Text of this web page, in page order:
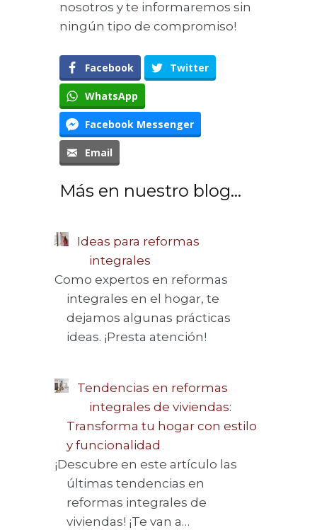
nosotros y te informaremos sin
ningún tipo de compromiso!
Facebook Twitter
WhatsApp
Facebook Messenger
Email
Más en nuestro blog...
Ideas para reformas
integrales
Como expertos en reformas
integrales en el hogar, te
dejamos algunas prácticas
ideas. ¡Presta atención!
Tendencias en reformas
integrales de viviendas:
Transforma tu hogar con estilo
y funcionalidad
¡Descubre en este artículo las
últimas tendencias en
reformas integrales de
viviendas! ¡Te van a…